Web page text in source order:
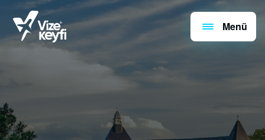
Menü